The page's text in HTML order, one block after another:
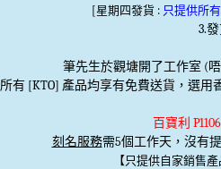
[星期四發貨 : 只提供所
3.
筆先生於觀塘開了工作室 (
所有 [KTO] 產品均享有免費送貨，選用
百寶利
刻名服務需5個工作天，沒有
【只提供自家銷售